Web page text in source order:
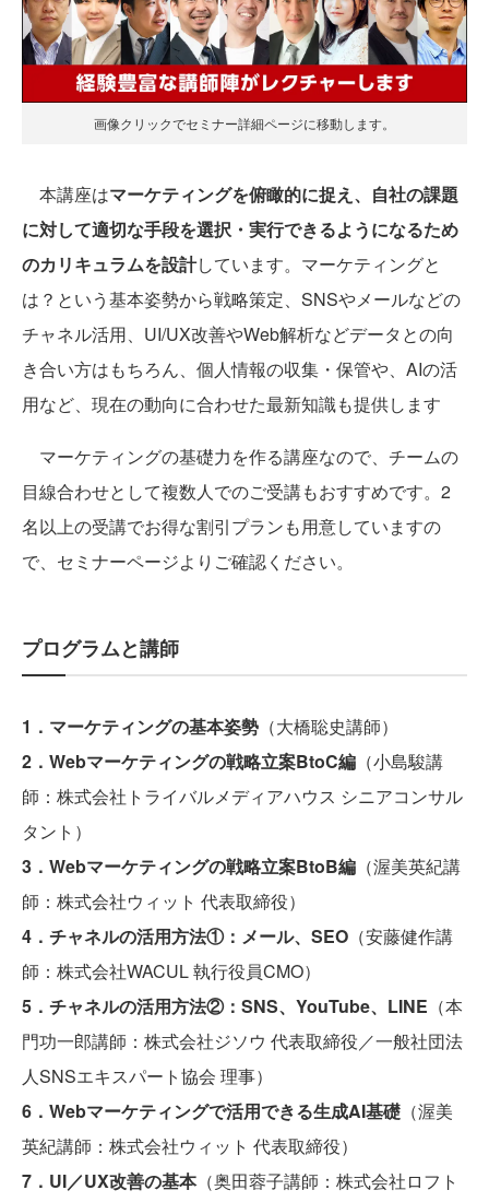
画像クリックでセミナー詳細ページに移動します。
本講座はマーケティングを俯瞰的に捉え、自社の課題
に対して適切な手段を選択・実行できるようになるため
のカリキュラムを設計しています。マーケティングと
は？という基本姿勢から戦略策定、SNSやメールなどの
チャネル活用、UI/UX改善やWeb解析などデータとの向
き合い方はもちろん、個人情報の収集・保管や、AIの活
用など、現在の動向に合わせた最新知識も提供します
マーケティングの基礎力を作る講座なので、チームの
目線合わせとして複数人でのご受講もおすすめです。2
名以上の受講でお得な割引プランも用意していますの
で、セミナーページよりご確認ください。
プログラムと講師
1．マーケティングの基本姿勢 （大橋聡史講師）
2．Webマーケティングの戦略立案BtoC編 （小島駿講
師：株式会社トライバルメディアハウス シニアコンサル
タント）
3．Webマーケティングの戦略立案BtoB編 （渥美英紀講
師：株式会社ウィット 代表取締役）
4．チャネルの活用方法①：メール、SEO （安藤健作講
師：株式会社WACUL 執行役員CMO）
5．チャネルの活用方法②：SNS、YouTube、LINE （本
門功一郎講師：株式会社ジソウ 代表取締役／一般社団法
人SNSエキスパート協会 理事）
6．Webマーケティングで活用できる生成AI基礎 （渥美
英紀講師：株式会社ウィット 代表取締役）
7．UI／UX改善の基本（奥田蓉子講師：株式会社ロフト